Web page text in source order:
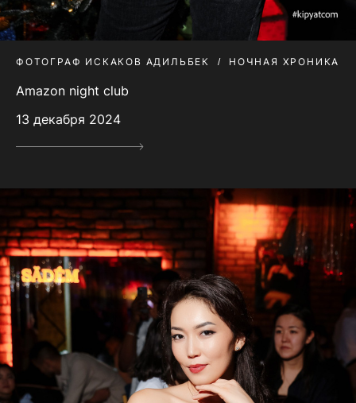
ФОТОГРАФ ИСКАКОВ АДИЛЬБЕК НОЧНАЯ ХРОНИКА
Amazon night club
13 декабря 2024